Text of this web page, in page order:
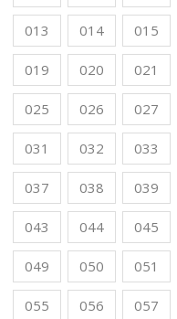
013 014 015
019 020 021
025 026 027
031 032 033
037 038 039
043 044 045
049 050 051
055 056 057